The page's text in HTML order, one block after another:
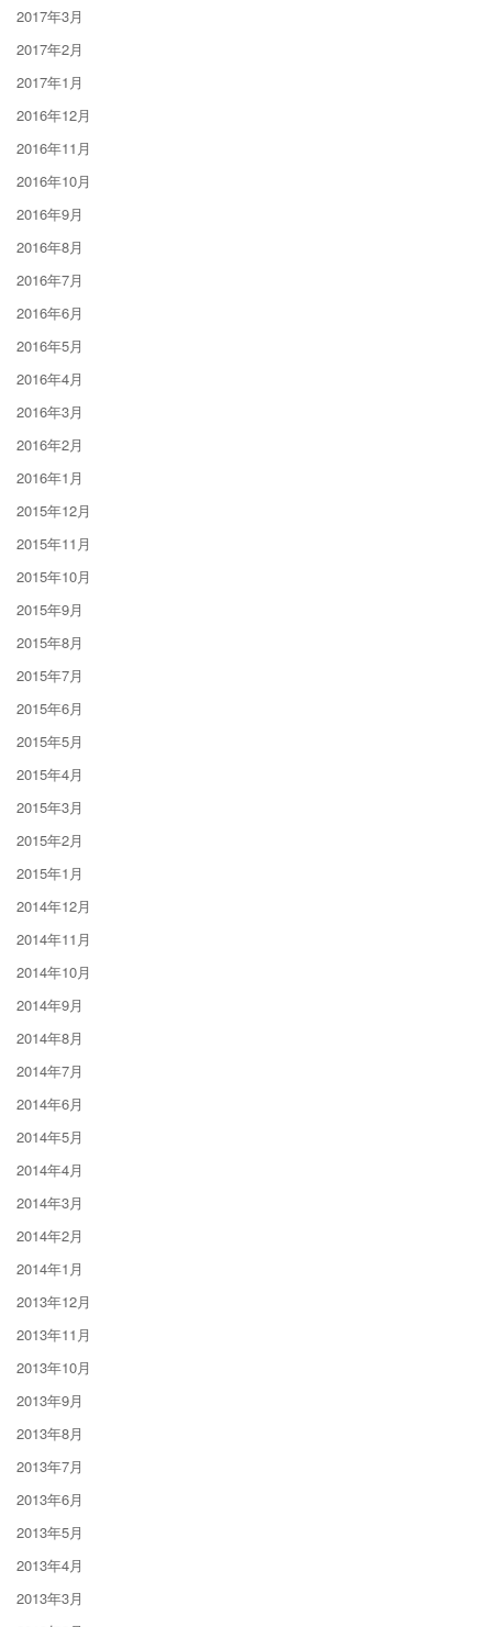
2017年3月
2017年2月
2017年1月
2016年12月
2016年11月
2016年10月
2016年9月
2016年8月
2016年7月
2016年6月
2016年5月
2016年4月
2016年3月
2016年2月
2016年1月
2015年12月
2015年11月
2015年10月
2015年9月
2015年8月
2015年7月
2015年6月
2015年5月
2015年4月
2015年3月
2015年2月
2015年1月
2014年12月
2014年11月
2014年10月
2014年9月
2014年8月
2014年7月
2014年6月
2014年5月
2014年4月
2014年3月
2014年2月
2014年1月
2013年12月
2013年11月
2013年10月
2013年9月
2013年8月
2013年7月
2013年6月
2013年5月
2013年4月
2013年3月